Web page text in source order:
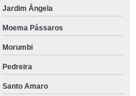
Jardim Ângela
Moema Pássaros
Morumbi
Pedreira
Santo Amaro